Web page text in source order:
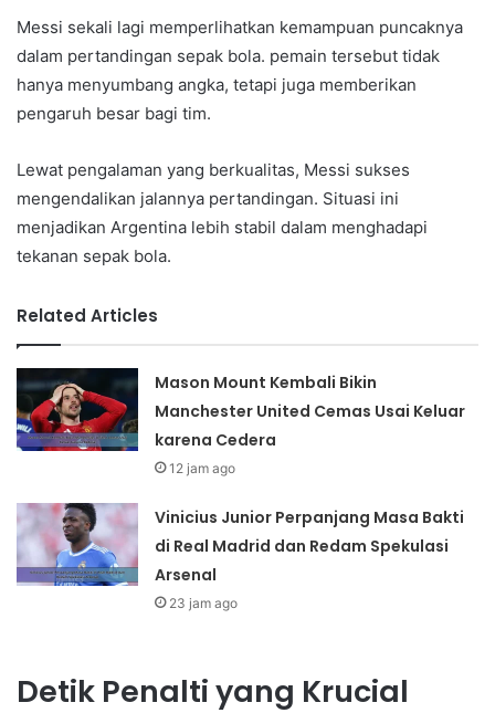
Messi sekali lagi memperlihatkan kemampuan puncaknya
dalam pertandingan sepak bola. pemain tersebut tidak
hanya menyumbang angka, tetapi juga memberikan
pengaruh besar bagi tim.
Lewat pengalaman yang berkualitas, Messi sukses
mengendalikan jalannya pertandingan. Situasi ini
menjadikan Argentina lebih stabil dalam menghadapi
tekanan sepak bola.
Related Articles
Mason Mount Kembali Bikin
Manchester United Cemas Usai Keluar
karena Cedera
12 jam ago
Vinicius Junior Perpanjang Masa Bakti
di Real Madrid dan Redam Spekulasi
Arsenal
23 jam ago
Detik Penalti yang Krucial